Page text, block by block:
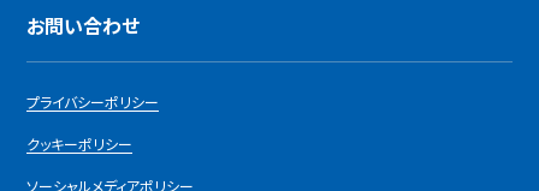
お問い合わせ
プライバシーポリシー
クッキーポリシー
ソーシャルメディアポリシー